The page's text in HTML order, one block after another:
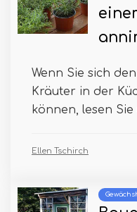
Wenn Sie sich
Kräuter in der
können, lesen Sie
Ellen Tschirch